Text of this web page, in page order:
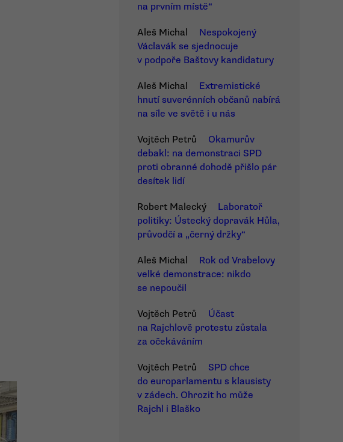
na prvním místě“
Aleš Michal
Nespokojený
Václavák se sjednocuje
v podpoře Baštovy kandidatury
Aleš Michal
Extremistické
hnutí suverénních občanů nabírá
na síle ve světě i u nás
Vojtěch Petrů
Okamurův
debakl: na demonstraci SPD
proti obranné dohodě přišlo pár
desítek lidí
Robert Malecký
Laboratoř
politiky: Ústecký dopravák Hůla,
průvodčí a „černý držky“
Aleš Michal
Rok od Vrabelovy
velké demonstrace: nikdo
se nepoučil
Vojtěch Petrů
Účast
na Rajchlově protestu zůstala
za očekáváním
Vojtěch Petrů
SPD chce
do europarlamentu s klausisty
v zádech. Ohrozit ho může
Rajchl i Blaško